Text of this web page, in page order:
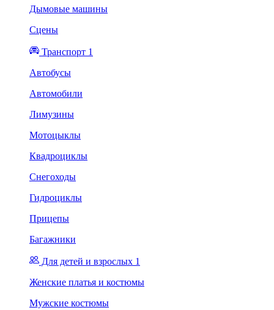
Дымовые машины
Сцены
Транспорт 1
Автобусы
Автомобили
Лимузины
Мотоцыклы
Квадроциклы
Снегоходы
Гидроциклы
Прицепы
Багажники
Для детей и взрослых 1
Женские платья и костюмы
Мужские костюмы